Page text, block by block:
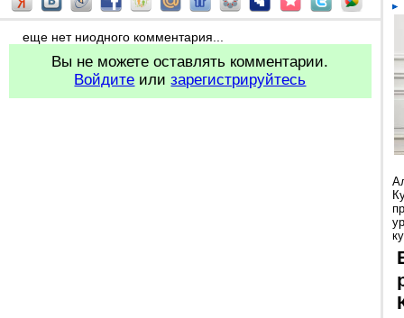
еще нет ниодного комментария...
Вы не можете оставлять комментарии.
Войдите илизарегистрируйтесь